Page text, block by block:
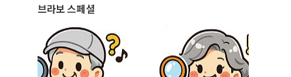
브라보 스페셜